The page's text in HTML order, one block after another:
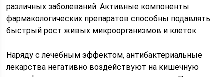
различных заболеваний. Активные компоненты
фармакологических препаратов способны подавлять
быстрый рост живых микроорганизмов и клеток.
Наряду с лечебным эффектом, антибактериальные
лекарства негативно воздействуют на кишечную